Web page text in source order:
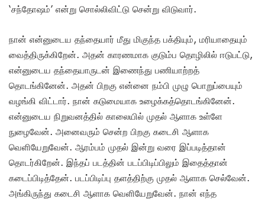
‘சந்தோஷம்’ என்று சொல்லிவிட்டு சென்று விடுவார்.‌
நான் என்னுடைய தந்தையார் மீது மிகுந்த பக்தியும், மரியாதையும்
வைத்திருக்கிறேன். அதன் காரணமாக குடும்ப தொழிலில் ஈடுபட்டு,
என்னுடைய தந்தையாருடன் இணைந்து பணியாற்றத்
தொடங்கினேன். அதன் பிறகு என்னை நம்பி முழு பொறுப்பையும்
வழங்கி விட்டார். நான் கடுமையாக உழைக்கத்தொடங்கினேன்.
என்னுடைய நிறுவனத்தில் காலையில் முதல் ஆளாக உள்ளே
நுழைவேன். அனைவரும் சென்ற பிறகு கடைசி ஆளாக
வெளியேறுவேன். ஆரம்பம் முதல் இன்று வரை இப்படித்தான்
தொடர்கிறேன். இந்தப் படத்தின் படப்பிடிப்பிலும் இதைத்தான்
கடைப்பிடித்தேன். படப்பிடிப்பு தளத்திற்கு முதல் ஆளாக செல்வேன்.
அங்கிருந்து கடைசி ஆளாக வெளியேறுவேன். நான் எந்த